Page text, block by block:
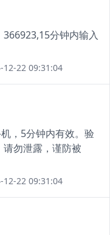
366923,15分钟内输入
12-22 09:31:04
，5分钟内有效。验
勿泄露，谨防被
12-22 09:31:04